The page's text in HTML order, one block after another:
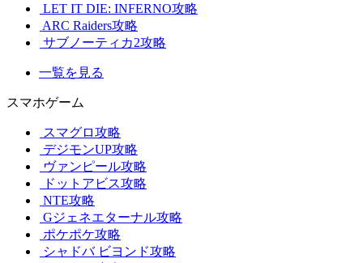
LET IT DIE: INFERNO攻略
ARC Raiders攻略
サブノーティカ2攻略
一覧を見る
スマホゲーム
スマグロ攻略
デジモンUP攻略
ヴァンピール攻略
ドットアビス攻略
NTE攻略
Gジェネエターナル攻略
ポケポケ攻略
シャドバ ビヨンド攻略